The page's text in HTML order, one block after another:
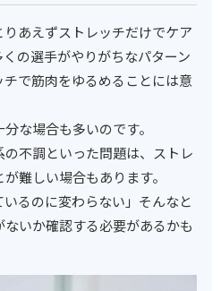
りあえずストレッチだけでケア
の選手がやりがちなパターン
で筋肉をゆるめることには意
な場合も多いのです。
不調といった問題は、ストレ
難しい場合もあります。
いるのに変わらない」そんなと
いか確認する必要があるかも